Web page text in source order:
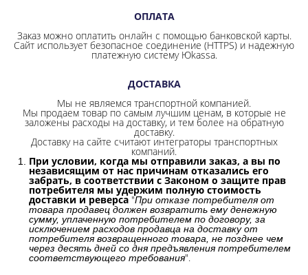
ОПЛАТА
Заказ можно оплатить онлайн с помощью банковской карты.
Сайт использует безопасное соединение (HTTPS) и надежную
платежную систему Юkassa.
ДОСТАВКА
Мы не являемся транспортной компанией.
Мы продаем товар по самым лучшим ценам, в которые не
заложены расходы на доставку, и тем более на обратную
доставку.
Доставку на сайте считают интеграторы транспортных
компаний.
При условии, когда мы отправили заказ, а вы по
независящим от нас причинам отказались его
забрать, в соответствии с Законом о защите прав
потребителя мы удержим полную стоимость
доставки и реверса "При отказе потребителя от
товара продавец должен возвратить ему денежную
сумму, уплаченную потребителем по договору, за
исключением расходов продавца на доставку от
потребителя возвращенного товара, не позднее чем
через десять дней со дня предъявления потребителем
соответствующего требования".